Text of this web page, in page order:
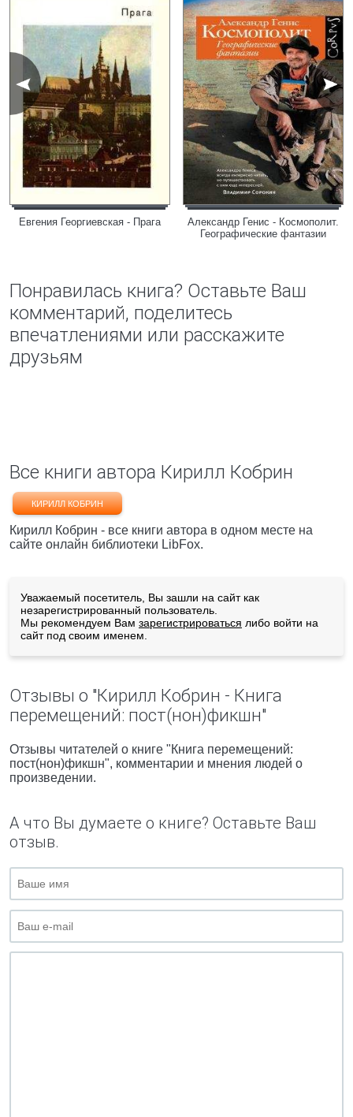
Евгения Георгиевская - Прага
Александр Генис - Космополит.
Географические фантазии
Понравилась книга? Оставьте Ваш
комментарий, поделитесь
впечатлениями или расскажите
друзьям
Все книги автора Кирилл Кобрин
КИРИЛЛ КОБРИН
Кирилл Кобрин - все книги автора в одном месте на
сайте онлайн библиотеки LibFox.
Уважаемый посетитель, Вы зашли на сайт как
незарегистрированный пользователь.
Мы рекомендуем Вам зарегистрироваться либо войти на
сайт под своим именем.
Отзывы о "Кирилл Кобрин - Книга
перемещений: пост(нон)фикшн"
Отзывы читателей о книге "Книга перемещений:
пост(нон)фикшн", комментарии и мнения людей о
произведении.
А что Вы думаете о книге? Оставьте Ваш
отзыв.